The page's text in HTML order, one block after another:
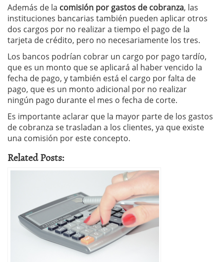
Además de la comisión por gastos de cobranza, las
instituciones bancarias también pueden aplicar otros
dos cargos por no realizar a tiempo el pago de la
tarjeta de crédito, pero no necesariamente los tres.
Los bancos podrían cobrar un cargo por pago tardío,
que es un monto que se aplicará al haber vencido la
fecha de pago, y también está el cargo por falta de
pago, que es un monto adicional por no realizar
ningún pago durante el mes o fecha de corte.
Es importante aclarar que la mayor parte de los gastos
de cobranza se trasladan a los clientes, ya que existe
una comisión por este concepto.
Related Posts: